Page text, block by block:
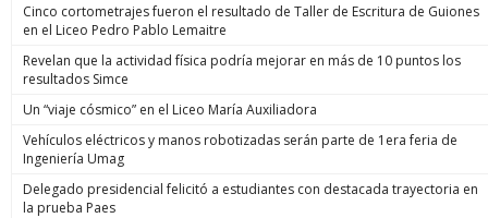
Cinco cortometrajes fueron el resultado de Taller de Escritura de Guiones
en el Liceo Pedro Pablo Lemaitre
Revelan que la actividad física podría mejorar en más de 10 puntos los
resultados Simce
Un “viaje cósmico” en el Liceo María Auxiliadora
Vehículos eléctricos y manos robotizadas serán parte de 1era feria de
Ingeniería Umag
Delegado presidencial felicitó a estudiantes con destacada trayectoria en
la prueba Paes